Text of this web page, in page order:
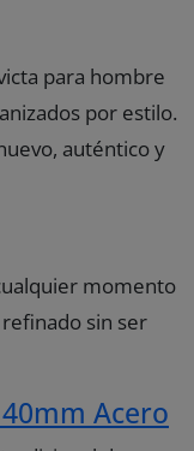
para hombre
por estilo.
auténtico y
momento
sin ser
Acero